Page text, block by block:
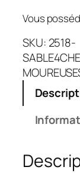
Vous
SKU: 2518-